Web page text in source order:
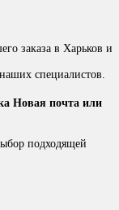
заказа в Харьков и
специалистов.
Новая почта или
подходящей